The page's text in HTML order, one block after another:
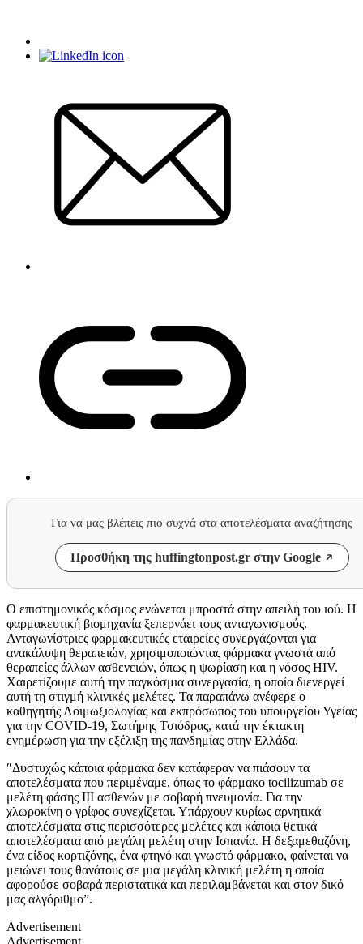
Για να μας βλέπεις πιο συχνά στα αποτελέσματα αναζήτησης
Προσθήκη της huffingtonpost.gr στην Google
Ο επιστημονικός κόσμος ενώνεται μπροστά στην απειλή του ιού. Η
φαρμακευτική βιομηχανία ξεπερνάει τους ανταγωνισμούς.
Ανταγωνίστριες φαρμακευτικές εταιρείες συνεργάζονται για
ανακάλυψη θεραπειών, χρησιμοποιώντας φάρμακα γνωστά από
θεραπείες άλλων ασθενειών, όπως η ψωρίαση και η νόσος HIV.
Χαιρετίζουμε αυτή την παγκόσμια συνεργασία, η οποία διενεργεί
αυτή τη στιγμή κλινικές μελέτες. Τα παραπάνω ανέφερε ο
καθηγητής Λοιμωξιολογίας και εκπρόσωπος του υπουργείου Υγείας
για την COVID-19, Σωτήρης Τσιόδρας, κατά την έκτακτη
ενημέρωση για την εξέλιξη της πανδημίας στην Ελλάδα.
″Δυστυχώς κάποια φάρμακα δεν κατάφεραν να πιάσουν τα
αποτελέσματα που περιμέναμε, όπως το φάρμακο tocilizumab σε
μελέτη φάσης ΙΙΙ ασθενών με σοβαρή πνευμονία. Για την
χλωροκίνη ο γρίφος συνεχίζεται. Υπάρχουν κυρίως αρνητικά
αποτελέσματα στις περισσότερες μελέτες και κάποια θετικά
αποτελέσματα από μεγάλη μελέτη στην Ισπανία. Η δεξαμεθαζόνη,
ένα είδος κορτιζόνης, ένα φτηνό και γνωστό φάρμακο, φαίνεται να
μειώνει τους θανάτους σε μια μεγάλη κλινική μελέτη η οποία
αφορούσε σοβαρά περιστατικά και περιλαμβάνεται και στον δικό
μας αλγόριθμο”.
Advertisement
Advertisement